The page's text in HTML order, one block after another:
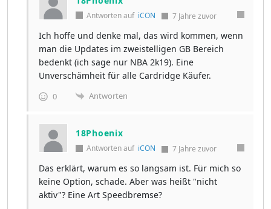
Antworten auf iCON 7 Jahre zuvor
Ich hoffe und denke mal, das wird kommen, wenn
man die Updates im zweistelligen GB Bereich
bedenkt (ich sage nur NBA 2k19). Eine
Unverschämheit für alle Cardridge Käufer.
0 Antworten
18Phoenix
Antworten auf iCON 7 Jahre zuvor
Das erklärt, warum es so langsam ist. Für mich so
keine Option, schade. Aber was heißt "nicht
aktiv"? Eine Art Speedbremse?